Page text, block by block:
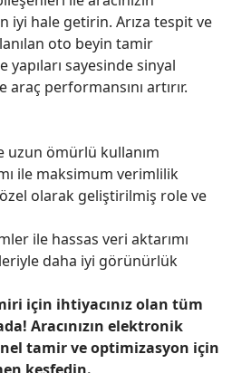
iyi hale getirin. Arıza tespit ve
oto beyin tamir
sayesinde sinyal
performansını artırır.
uzun ömürlü kullanım
ile maksimum verimlilik
olarak geliştirilmiş role ve
ile hassas veri aktarımı
daha iyi görünürlük
için ihtiyacınız olan tüm
Aracınızın elektronik
tamir ve optimizasyon için